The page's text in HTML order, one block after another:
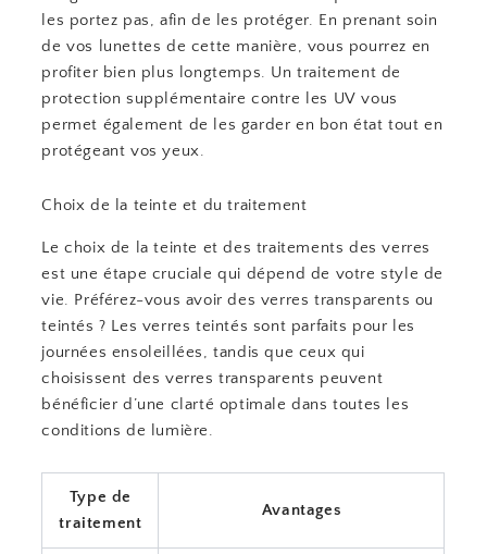
les portez pas, afin de les protéger. En prenant soin
de vos lunettes de cette manière, vous pourrez en
profiter bien plus longtemps. Un traitement de
protection supplémentaire contre les UV vous
permet également de les garder en bon état tout en
protégeant vos yeux.
Choix de la teinte et du traitement
Le choix de la teinte et des traitements des verres
est une étape cruciale qui dépend de votre style de
vie. Préférez-vous avoir des verres transparents ou
teintés ? Les verres teintés sont parfaits pour les
journées ensoleillées, tandis que ceux qui
choisissent des verres transparents peuvent
bénéficier d’une clarté optimale dans toutes les
conditions de lumière.
Type de
traitement
Avantages